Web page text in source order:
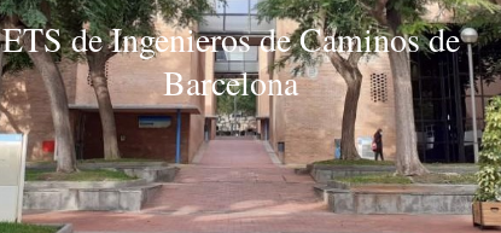
ETS de Ingenieros de Caminos de
Barcelona